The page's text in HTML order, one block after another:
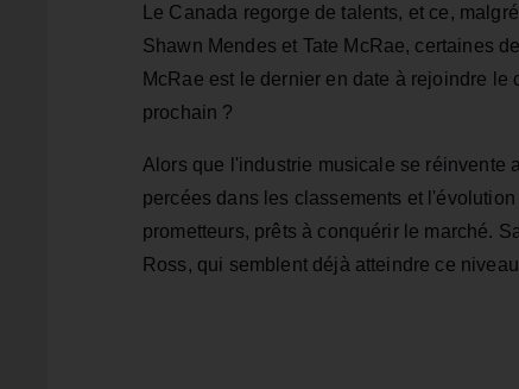
Le Canada regorge de talents, et ce,
Shawn Mendes et Tate McRae, certaines
McRae est le dernier en date à rejoindre
prochain ?
Alors que l'industrie musicale se réinvente
percées dans les classements et
prometteurs, prêts à conquérir le marché.
Ross, qui semblent déjà atteindre ce